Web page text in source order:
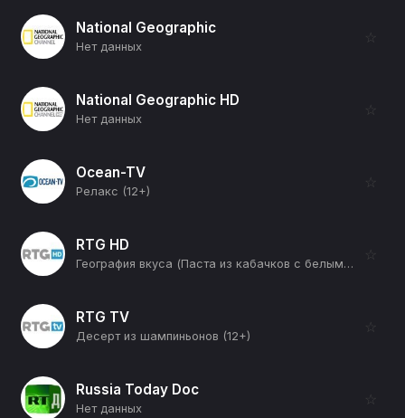
National Geographic
Нет данных
☆
National Geographic HD
Нет данных
☆
Ocean-TV
Релакс (12+)
☆
RTG HD
География вкуса (Паста из кабачков с белыми грибами и тыквенным кремом) (12+)
☆
RTG TV
Десерт из шампиньонов (12+)
☆
Russia Today Doc
Нет данных
☆